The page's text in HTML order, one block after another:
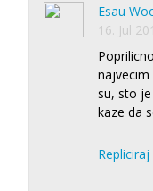
Esau
16. Jul
najvecim
su, sto
kaze da
Repliciraj